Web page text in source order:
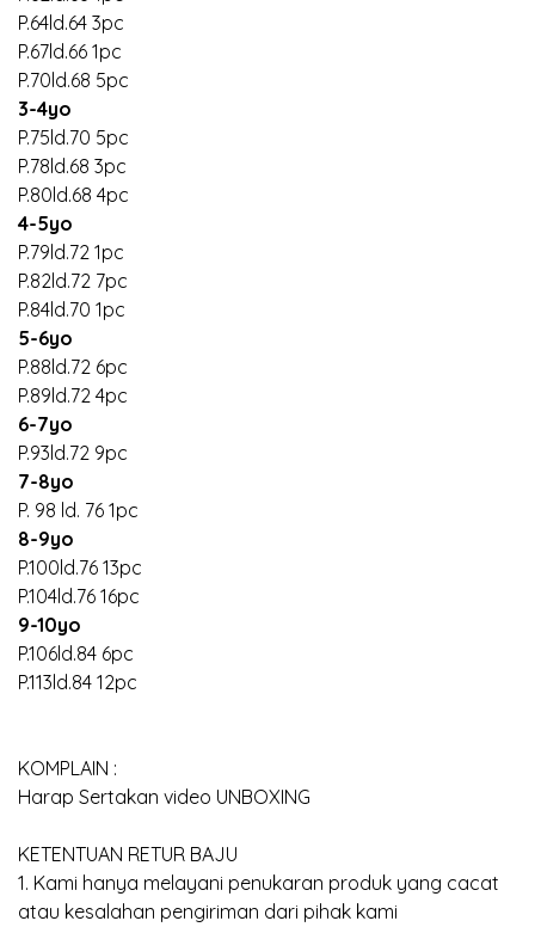
P.64ld.64 3pc
P.67ld.66 1pc
P.70ld.68 5pc
3-4yo
P.75ld.70 5pc
P.78ld.68 3pc
P.80ld.68 4pc
4-5yo
P.79ld.72 1pc
P.82ld.72 7pc
P.84ld.70 1pc
5-6yo
P.88ld.72 6pc
P.89ld.72 4pc
6-7yo
P.93ld.72 9pc
7-8yo
P. 98 ld. 76 1pc
8-9yo
P.100ld.76 13pc
P.104ld.76 16pc
9-10yo
P.106ld.84 6pc
P.113ld.84 12pc
KOMPLAIN :
Harap Sertakan video UNBOXING
KETENTUAN RETUR BAJU
1. Kami hanya melayani penukaran produk yang cacat
atau kesalahan pengiriman dari pihak kami